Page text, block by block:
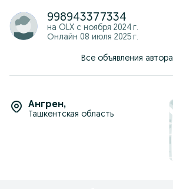
998943377334
на OLX с ноября 2024 г.
Онлайн 08 июля 2025 г.
Все объявления автора
Ангрен,
Ташкентская область